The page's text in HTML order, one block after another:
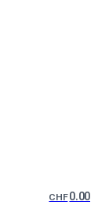
CHF0.00